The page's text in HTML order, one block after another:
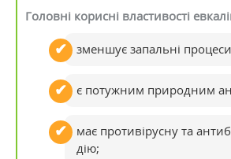
Головні корисні властивості
зменшує запальні
є потужним природним
має противірусну та
дію;